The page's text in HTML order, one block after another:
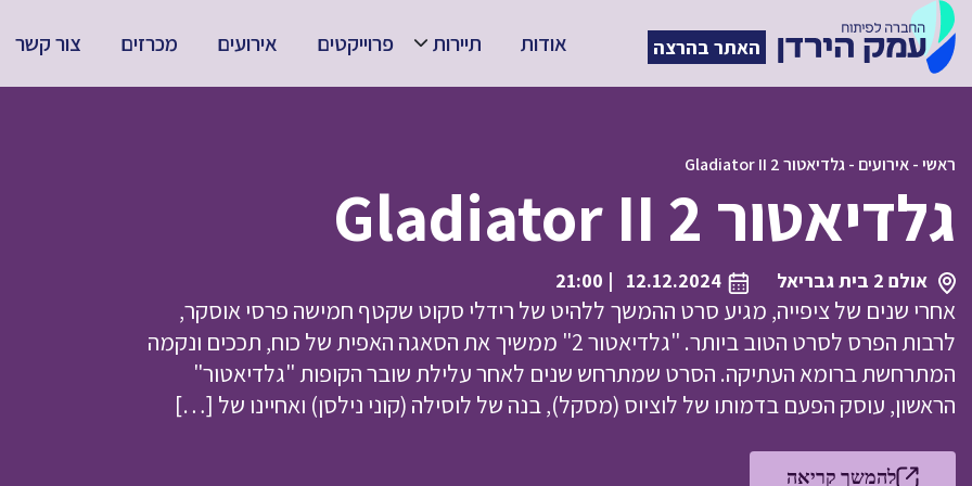
האתר בהרצה אודות תיירות פרוייקטים אירועים מכרזים צור קשר
ראשי-אירועים -גלדיאטור 2 Gladiator II
גלדיאטור 2 Gladiator II
אולם 2 בית גבריאל 12.12.2024
| 21:00
אחרי שנים של ציפייה, מגיע סרט ההמשך ללהיט של רידלי סקוט שקטף חמישה פרסי אוסקר,
לרבות הפרס לסרט הטוב ביותר. "גלדיאטור 2" ממשיך את הסאגה האפית של כוח, תככים ונקמה
המתרחשת ברומא העתיקה. הסרט שמתרחש שנים לאחר עלילת שובר הקופות "גלדיאטור"
הראשון, עוסק הפעם בדמותו של לוציוס (מסקל), בנה של לוסילה (קוני נילסן) ואחיינו של […]
להמשך קריאה